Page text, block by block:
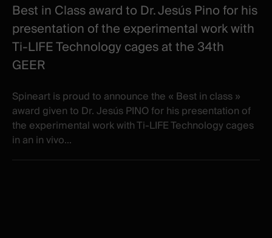
Best in Class award to Dr. Jesús Pino for his
presentation of the experimental work with
Ti-LIFE Technology cages at the 34th
GEER
​Spineart is proud to announce the « Best in class »
award given to Dr. Jesús PINO for his presentation of
the experimental work with Ti-LIFE Technology cages
in an in vivo...